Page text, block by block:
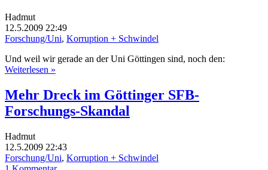
Hadmut
12.5.2009 22:49
Forschung/Uni, Korruption + Schwindel
Und weil wir gerade an der Uni Göttingen sind, noch den:
Weiterlesen »
Mehr Dreck im Göttinger SFB-
Forschungs-Skandal
Hadmut
12.5.2009 22:43
Forschung/Uni, Korruption + Schwindel